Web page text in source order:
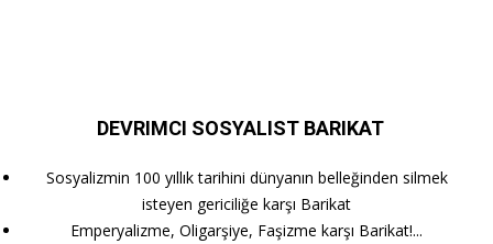
DEVRIMCI SOSYALIST BARIKAT
Sosyalizmin 100 yıllık tarihini dünyanın belleğinden silmek
isteyen gericiliğe karşı Barikat
Emperyalizme, Oligarşiye, Faşizme karşı Barikat!...